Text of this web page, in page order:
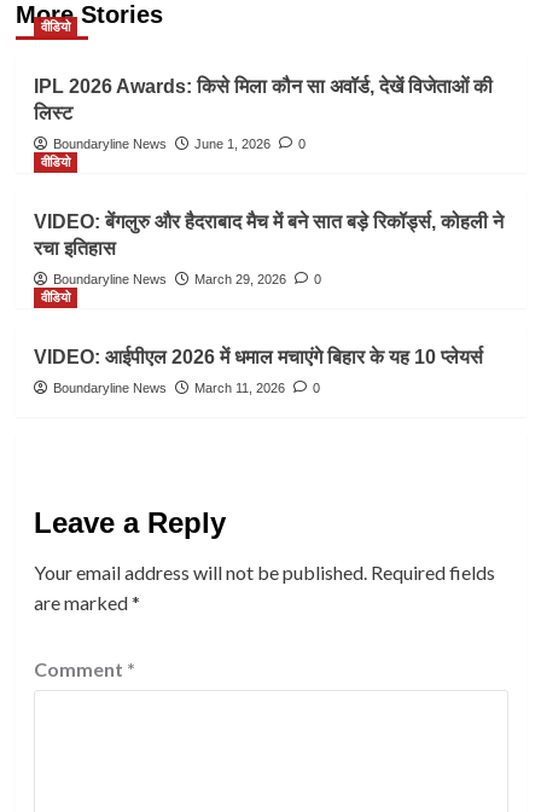
More Stories
वीडियो
IPL 2026 Awards: किसे मिला कौन सा अवॉर्ड, देखें विजेताओं की
लिस्ट
Boundaryline News June 1, 2026
0
वीडियो
VIDEO: बेंगलुरु और हैदराबाद मैच में बने सात बड़े रिकॉर्ड्स, कोहली ने
रचा इतिहास
Boundaryline News March 29, 2026
0
वीडियो
VIDEO: आईपीएल 2026 में धमाल मचाएंगे बिहार के यह 10 प्लेयर्स
Boundaryline News March 11, 2026 0
Leave a Reply
Your email address will not be published. Required fields
are marked*
Comment *